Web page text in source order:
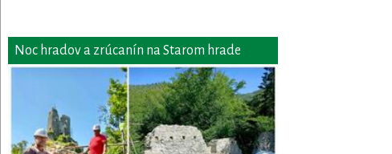
Noc hradov a zrúcanín na Starom hrade